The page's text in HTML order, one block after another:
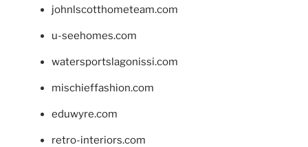
johnlscotthometeam.com
u-seehomes.com
watersportslagonissi.com
mischieffashion.com
eduwyre.com
retro-interiors.com